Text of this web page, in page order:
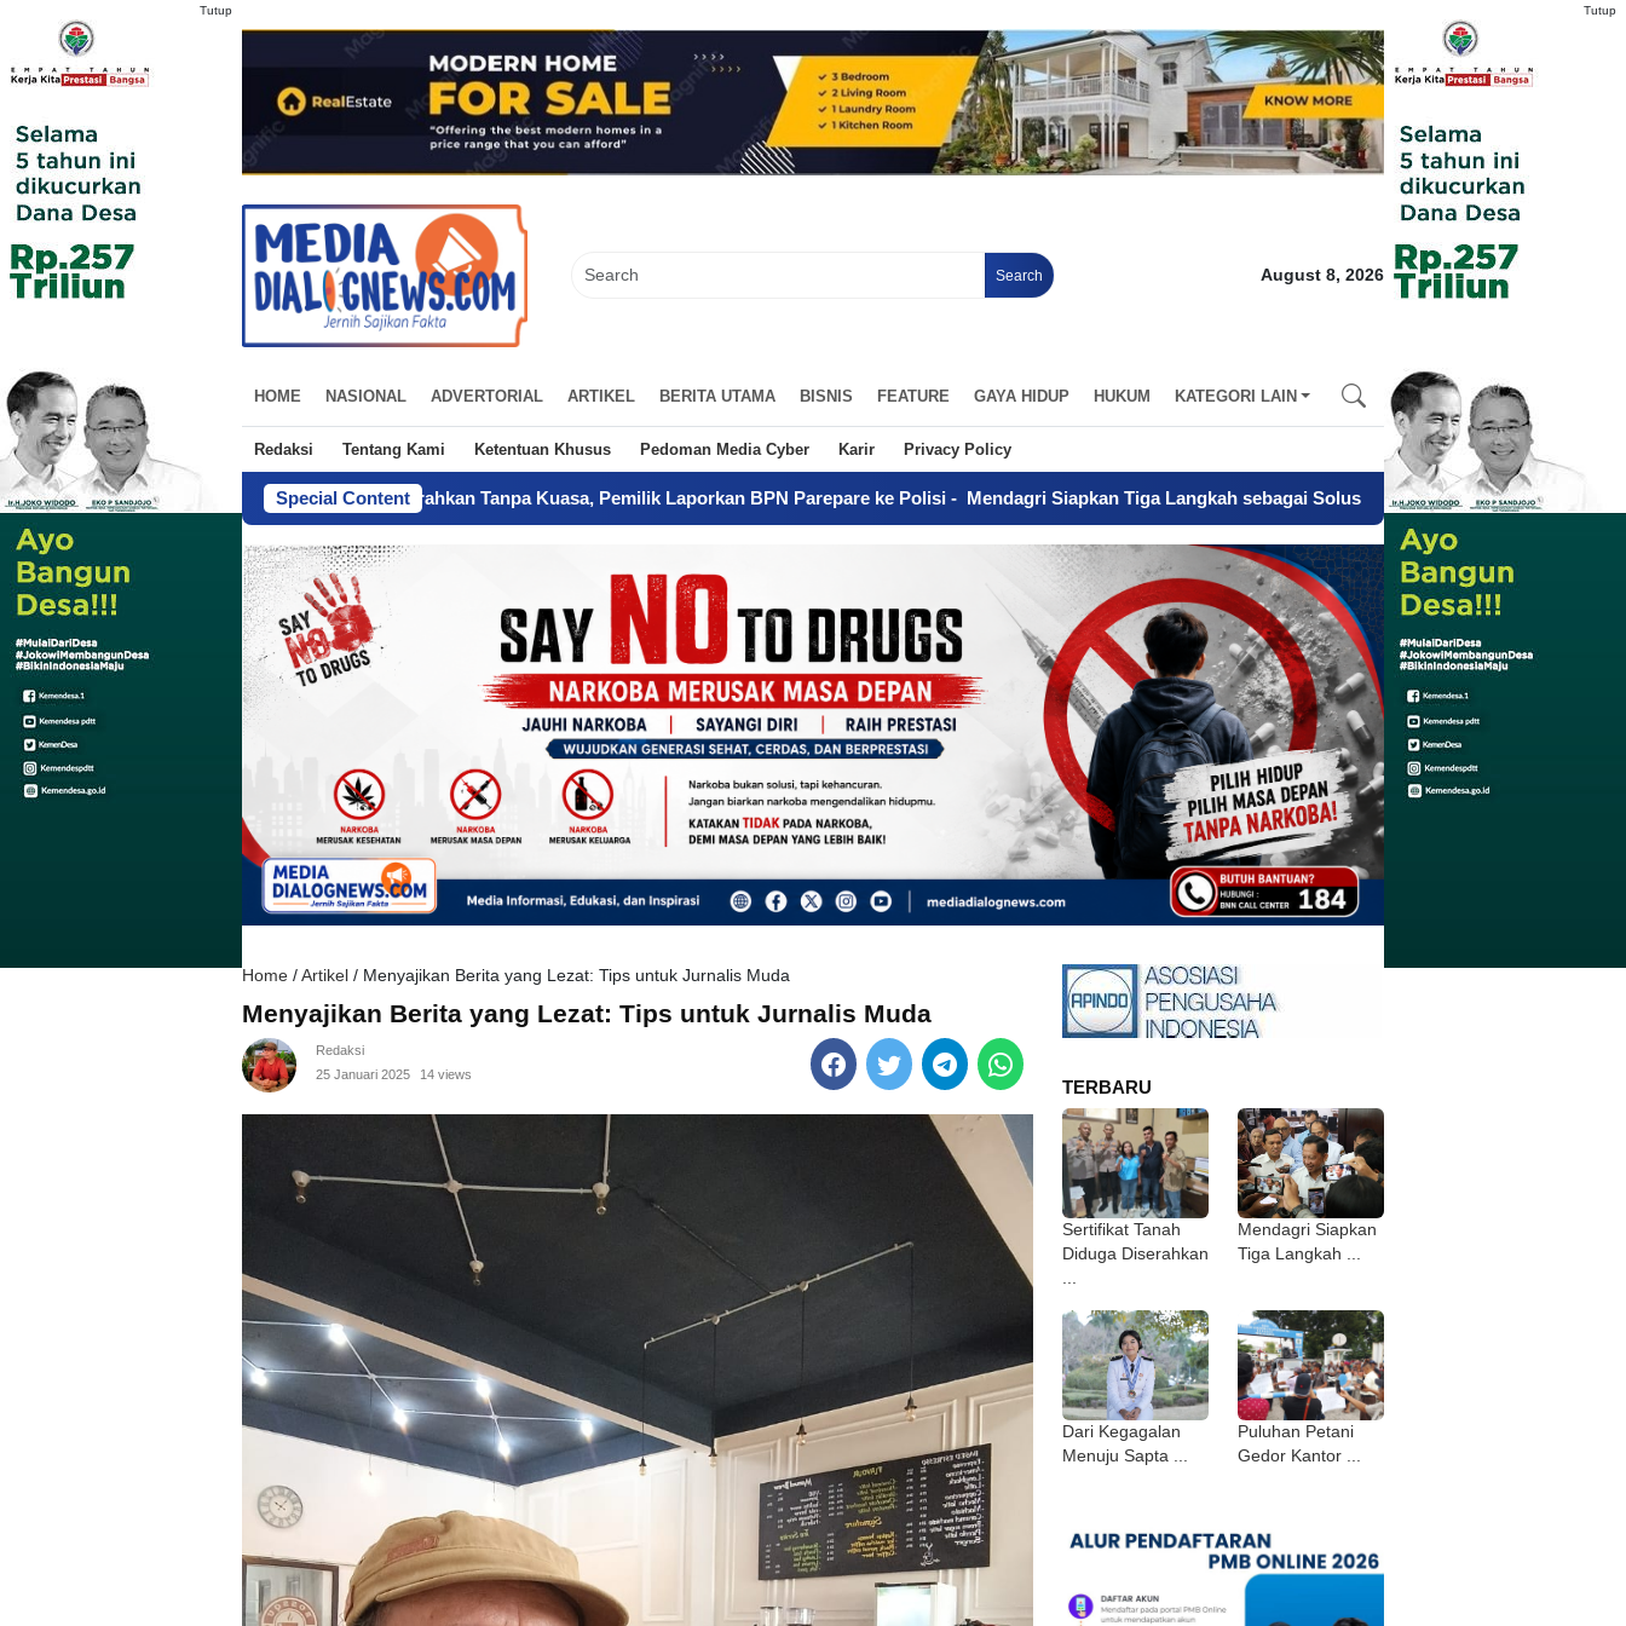
Search August 8, 2026
HOME NASIONAL ADVERTORIAL ARTIKEL BERITA UTAMA BISNIS FEATURE GAYA HIDUP HUKUM KATEGORI LAIN
Redaksi Tentang Kami Ketentuan Khusus Pedoman Media Cyber Karir Privacy Policy
Special Content
Sertifikat Tanah Diduga Diserahkan Tanpa Kuasa, Pemilik Laporkan BPN Parepare ke Polisi- Mendagri Siapkan Tiga Langkah sebagai Solusi Operasional Gaji Pegawai Pemda- Dari
Home / Artikel / Menyajikan Berita yang Lezat: Tips untuk Jurnalis Muda
Menyajikan Berita yang Lezat: Tips untuk Jurnalis Muda
Redaksi
25 Januari 2025
14 views
TERBARU
Sertifikat Tanah
Diduga Diserahkan
...
Mendagri Siapkan
Tiga Langkah ...
Dari Kegagalan
Menuju Sapta ...
Puluhan Petani
Gedor Kantor ...
Tutup
Tutup